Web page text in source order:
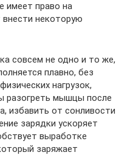
имеет право на
некоторую
совсем не одно и то же,
плавно, без
нагрузок,
разогреть мышцы после
избавить от сонливости
зарядки ускоряет
выработке
заряжает